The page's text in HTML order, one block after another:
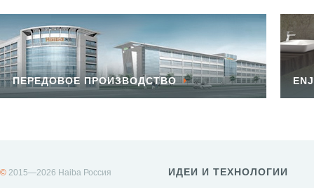
ПЕРЕДОВОЕ ПРОИЗВОДСТВО
© 2015—2026 Haiba Россия ИДЕИ И ТЕХНОЛОГИИ